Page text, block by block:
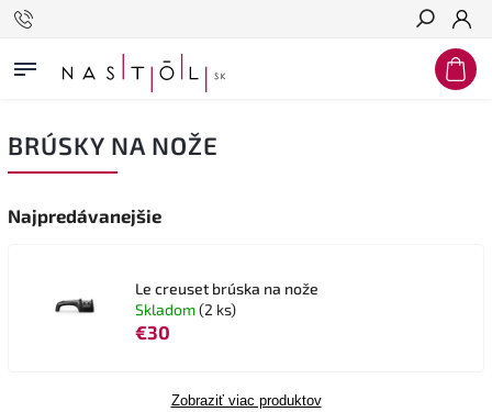
Hľadať
BRÚSKY NA NOŽE
Najpredávanejšie
Le creuset brúska na nože
Skladom(2 ks)
€30
Zobraziť viac produktov